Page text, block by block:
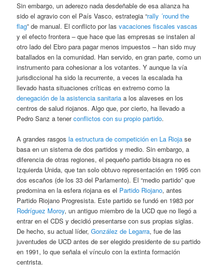
Sin embargo, un aderezo nada desdeñable de esa alianza ha
sido el agravio con el País Vasco, estrategia “rally ´round the
flag” de manual. El conflicto por lasvacaciones fiscales vascas
y el efecto frontera – que hace que las empresas se instalen al
otro lado del Ebro para pagar menos impuestos – han sido muy
batallados en la comunidad. Han servido, en gran parte, como un
instrumento para cohesionar a los votantes. Y aunque la vía
jurisdiccional ha sido la recurrente, a veces la escalada ha
llevado hasta situaciones críticas en extremo como la
denegación de la asistencia sanitaria a los alaveses en los
centros de salud riojanos. Algo que, por cierto, ha llevado a
Pedro Sanz a tenerconflictos con su propio partido.
A grandes rasgosla estructura de competición en La Rioja se
basa en un sistema de dos partidos y medio. Sin embargo, a
diferencia de otras regiones, el pequeño partido bisagra no es
Izquierda Unida, que tan solo obtuvo representación en 1995 con
dos escaños (de los 33 del Parlamento). El “medio partido” que
predomina en la esfera riojana es el Partido Riojano, antes
Partido Riojano Progresista. Este partido se fundó en 1983 por
Rodríguez Moroy, un antiguo miembro de la UCD que no llegó a
entrar en el CDS y decidió presentarse con sus propias siglas.
De hecho, su actual líder,González de Legarra, fue de las
juventudes de UCD antes de ser elegido presidente de su partido
en 1991, lo que señala el vínculo con la extinta formación
centrista.